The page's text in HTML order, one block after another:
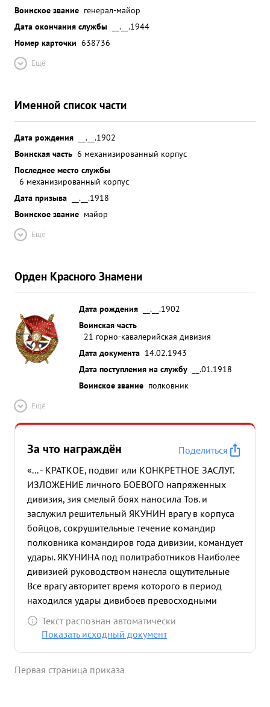
Воинское звание генерал-майор
Дата окончания службы
__.__.1944
Номер карточки 638736
Ещё
Именной список части
Дата рождения
__.__.1902
Воинская часть 6 механизированный корпус
Последнее место службы
6 механизированный корпус
Дата призыва
__.__.1918
Воинское звание майор
Ещё
Орден Красного Знамени
Дата рождения
__.__.1902
Воинская часть
21 горно-кавалерийская дивизия
Дата документа 14.02.1943
Дата поступления на службу
__.01.1918
Воинское звание полковник
Ещё
За что награждён
Поделиться
«... - КРАТКОЕ, подвиг или КОНКРЕТНОЕ ЗАСЛУГ.
ИЗЛОЖЕНИЕ личного БОЕВОГО напряженных
дивизия, зия смелый боях наносила Тов. и
заслужил решительный ЯКУНИН врагу в корпуса
бойцов, сокрушительные течение командир
полковника командиров года дивизии, командует
удары. ЯКУНИНА под политработников Наиболее
дивизией руководством нанесла ощутительные
Все врагу авторитет время которого в период
находился удары дивибоев превосходными
силами начиная со 2-го июля с/г при прорыве
курской группировки пр-ка в стыке между 13 40
и сильные -мехчастей успешными действиями
Текст распознан автоматически
Показать исходный документ
Первая страница приказа